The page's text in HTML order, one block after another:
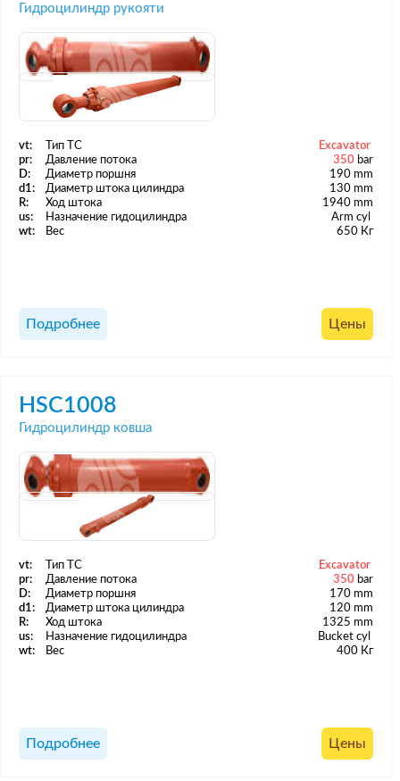
Гидроцилиндр рукояти
vt: Тип ТС
Excavator
pr:
Давление потока 350 bar
D:
Диаметр поршня
190 mm
d1:
Диаметр штока цилиндра
130 mm
R:
Ход штока
1940 mm
us:
Назначение гидоцилиндра
Arm cyl
wt:
Вес 650 Кг
Подробнее Цены
HSC1008
Гидроцилиндр ковша
vt: Тип ТС
Excavator
pr:
Давление потока 350 bar
D:
Диаметр поршня
170 mm
d1:
Диаметр штока цилиндра
120 mm
R:
Ход штока
1325 mm
us:
Назначение гидоцилиндра
Bucket cyl
wt:
Вес 400 Кг
Подробнее Цены